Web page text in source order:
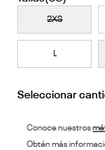
2XS
L
Conoce nuestros
Obtén más